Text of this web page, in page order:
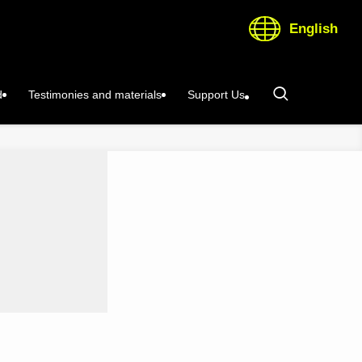
Testimonies and materials Support Us
English